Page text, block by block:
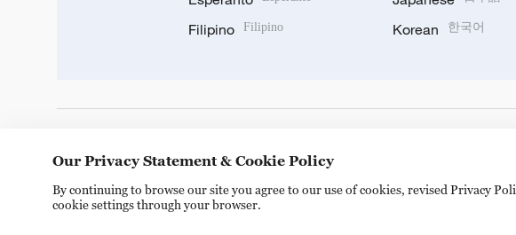
Filipino Filipino Korean 한국어
Our Privacy Statement & Cookie Policy
By continuing to browse our site you agree to our use of cookies, revised Privacy
cookie settings through your browser.